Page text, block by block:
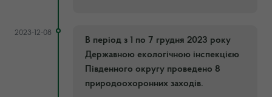
2023-12-08
В період з 1 по 7 грудня 2023 року
Державною екологічною інспекцією
Південного округу проведено 8
природоохоронних заходів.